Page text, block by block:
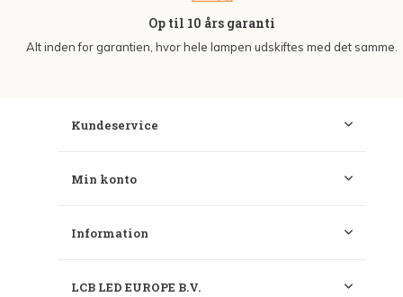
Op til 10 års garanti
Alt inden for garantien, hvor hele lampen udskiftes med det samme.
Kundeservice
Min konto
Information
LCB LED EUROPE B.V.